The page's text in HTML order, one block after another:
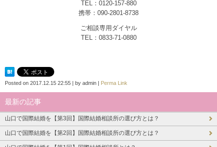
TEL：0120-157-880
携帯：090-2801-8738
ご相談専用ダイヤル
TEL：0833-71-0880
Posted on 2017.12.15 22:55 | by admin | Perma Link
最新の記事
山口で国際結婚を【第3回】国際結婚相談所の選び方とは？
山口で国際結婚を【第2回】国際結婚相談所の選び方とは？